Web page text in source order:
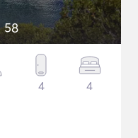
58
4 4